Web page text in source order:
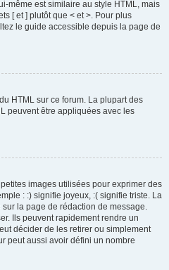
même est similaire au style HTML, mais
[ et ] plutôt que < et >. Pour plus
le guide accessible depuis la page de
HTML sur ce forum. La plupart des
peuvent être appliquées avec les
images utilisées pour exprimer des
: :) signifie joyeux, :( signifie triste. La
la page de rédaction de message.
Ils peuvent rapidement rendre un
décider de les retirer ou simplement
peut aussi avoir défini un nombre